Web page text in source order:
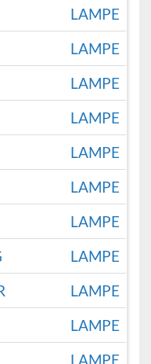
LAMPE
LAMPE
LAMPE
LAMPE
LAMPE
LAMPE
LAMPE
LAMPE
LAMPE
LAMPE
LAMPE